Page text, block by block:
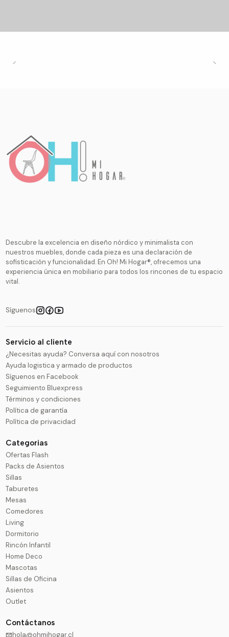
Descubre la excelencia en diseño nórdico y minimalista con
nuestros muebles, donde cada pieza es una declaración de
sofisticación y funcionalidad. En Oh! Mi Hogar®, ofrecemos una
experiencia única en mobiliario para todos los rincones de tu espacio
vital.
Síguenos
Servicio al cliente
¿Necesitas ayuda? Conversa aquí con nosotros
Ayuda logistica y armado de productos
Síguenos en Facebook
Seguimiento Bluexpress
Términos y condiciones
Política de garantía
Política de privacidad
Categorias
Ofertas Flash
Packs de Asientos
Sillas
Taburetes
Mesas
Comedores
Living
Dormitorio
Rincón Infantil
Home Deco
Mascotas
Sillas de Oficina
Asientos
Outlet
Contáctanos
hola@ohmihogar.cl